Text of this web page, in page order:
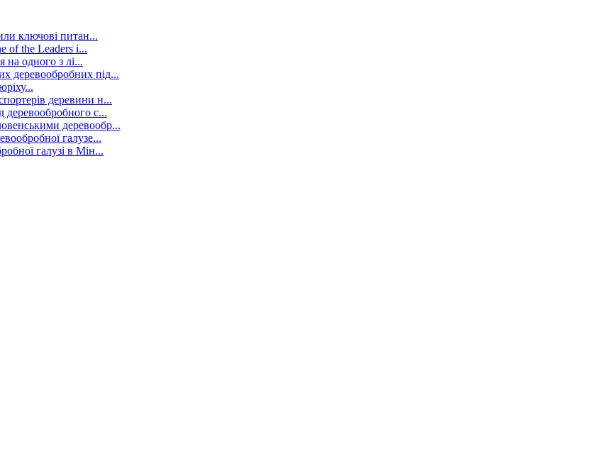
ключові питан...
of the Leaders i...
на одного з лі...
деревообробних під...
деревини н...
деревообробного с...
деревообр...
галузе...
галузі в Мін...